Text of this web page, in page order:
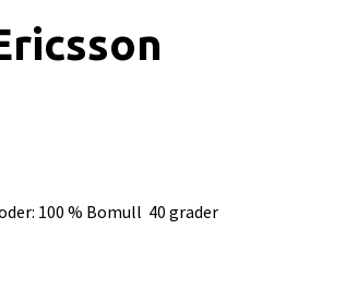
100 % Bomull 40 grader